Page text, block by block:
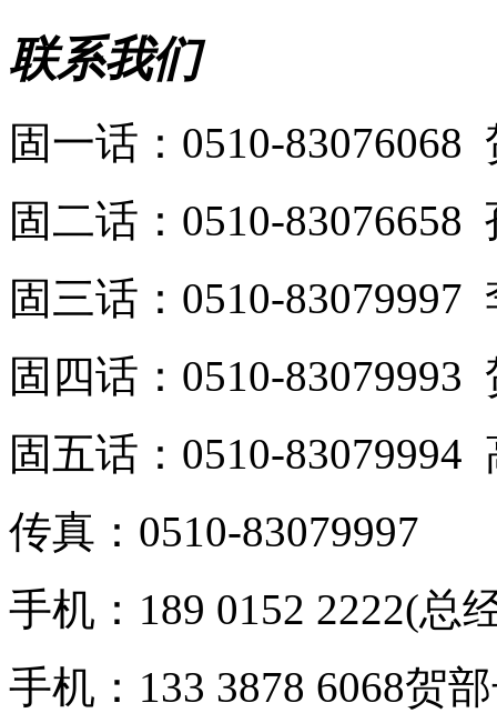
联系我们
固一话：0510-83076068
固二话：0510-83076658
固三话：0510-83079997
固四话：0510-83079993
固五话：0510-83079994
传真：0510-83079997
手机：189 0152 2222(总
手机：133 3878 6068贺